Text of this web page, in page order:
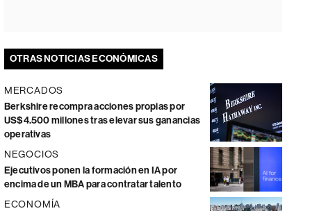
OTRAS NOTICIAS ECONÓMICAS
MERCADOS
Berkshire recompra acciones propias por
US$4.500 millones tras elevar sus ganancias
operativas
NEGOCIOS
Ejecutivos ponen la formación en IA por
encima de un MBA para contratar talento
ECONOMÍA